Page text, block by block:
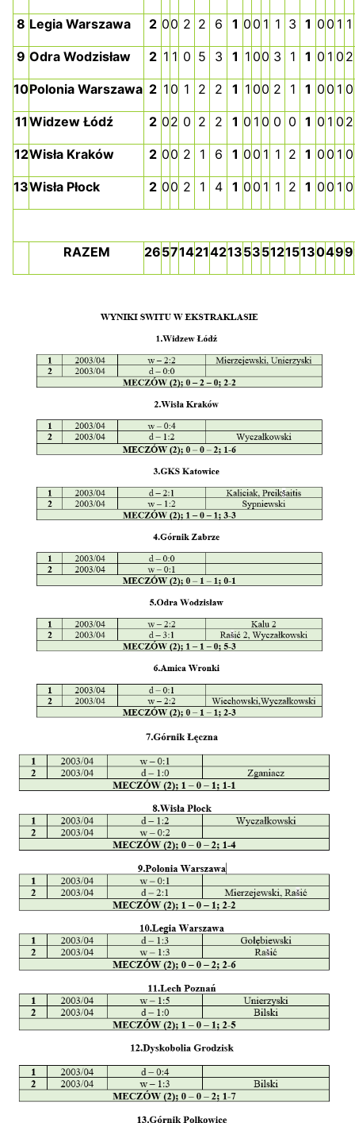
8 Legia Warszawa 2 00 2 2 6 1 0 0 1 1 3 1 0 0 1 1
9 Odra Wodzisław 2 1 1 0 5 3 1 1 00 3 1 1 0 1 0 2
10Polonia Warszawa 2 1 0 1 2 2 1 1 00 2 1 1 0 0 1 0
11 Widzew Łódź 2 02 0 2 2 1 0 1 0 0 0 1 0 1 0 2
12Wisła Kraków 2 00 2 1 6 1 0 0 1 1 2 1 0 0 1 0
13Wisła Płock 2 00 2 1 4 1 0 0 1 1 2 1 0 0 1 0
RAZEM 2657142142135351215130499